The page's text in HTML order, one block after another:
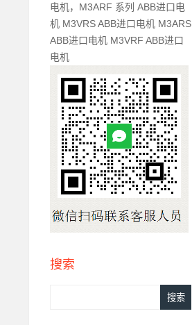
电机，M3ARF 系列 ABB进口电
机 M3VRS ABB进口电机 M3ARS
ABB进口电机 M3VRF ABB进口
电机
搜索